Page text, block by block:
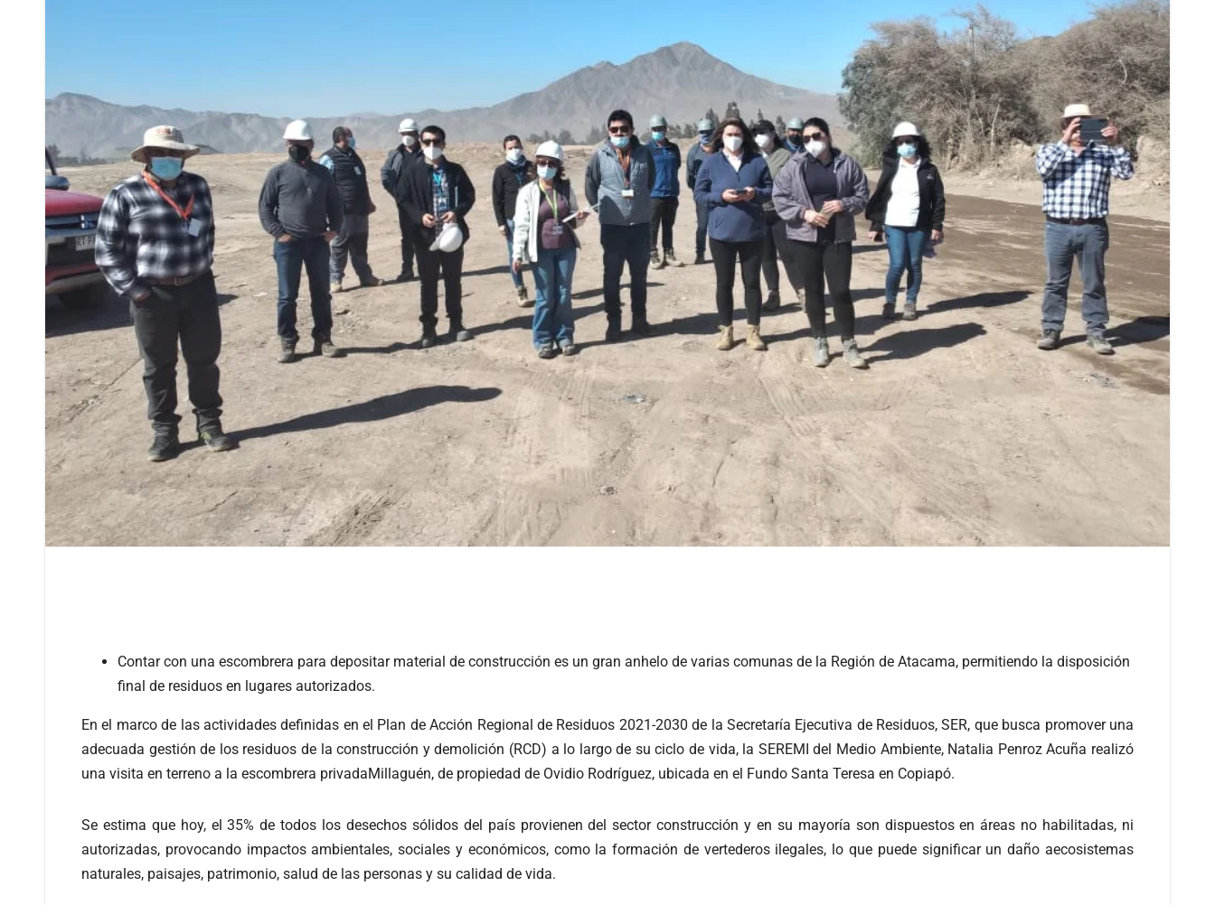
Contar con una escombrera para depositar material de construcción es un gran anhelo de varias comunas de la Región de Atacama, permitiendo la disposición
final de residuos en lugares autorizados.
En el marco de las actividades definidas en el Plan de Acción Regional de Residuos 2021-2030 de la Secretaría Ejecutiva de Residuos, SER, que busca promover una
adecuada gestión de los residuos de la construcción y demolición (RCD) a lo largo de su ciclo de vida, la SEREMI del Medio Ambiente, Natalia Penroz Acuña realizó
una visita en terreno a la escombrera privadaMillaguén, de propiedad de Ovidio Rodríguez, ubicada en el Fundo Santa Teresa en Copiapó.
Se estima que hoy, el 35% de todos los desechos sólidos del país provienen del sector construcción y en su mayoría son dispuestos en áreas no habilitadas, ni
autorizadas, provocando impactos ambientales, sociales y económicos, como la formación de vertederos ilegales, lo que puede significar un daño aecosistemas
naturales, paisajes, patrimonio, salud de las personas y su calidad de vida.